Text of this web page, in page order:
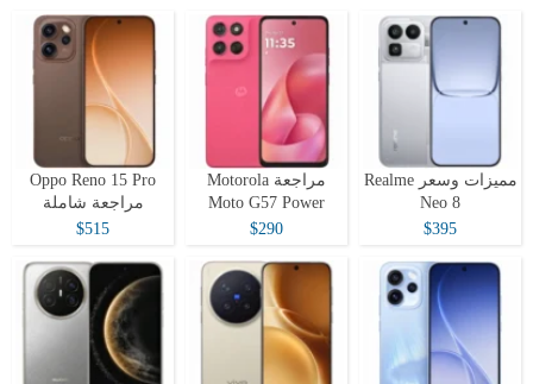
مميزات وسعر Realme
Neo 8
$395
مراجعة Motorola
Moto G57 Power
$290
Oppo Reno 15 Pro
مراجعة شاملة
$515